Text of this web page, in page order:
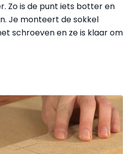
Zo is de punt iets botter en
Je monteert de sokkel
schroeven en ze is klaar om